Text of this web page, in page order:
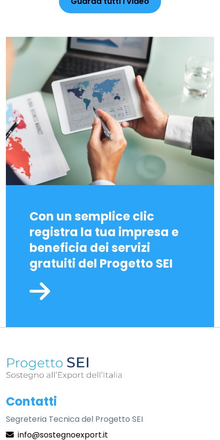
Con un semplice clic
registra la tua impresa e
beneficia dei servizi
gratuiti del Progetto SEI
Informazioni sul sito
Contatti
Segreteria Tecnica del Progetto SEI
info@sostegnoexport.it